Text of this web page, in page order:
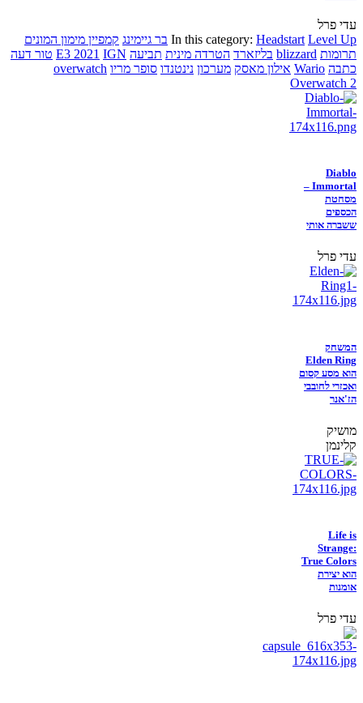
עדי פרל
In this category: Headstart Level Up בר גיימינג קמפיין מימון המונים
תרומות blizzard בליזארד הטרדה מינית תביעה E3 2021 IGN
טור דעה
כתבה Wario אילון מאסק מערכון נינטנדו סופר מריו overwatch
Overwatch 2
Diablo
Immortal –
מסחטת
הכספים
ששברה אותי
עדי פרל
המשחק
Elden Ring
הוא מסע קסום
ואכזרי לחובבי
הז'אנר
מושיק
קלינמן
Life is
Strange:
True Colors
הוא יצירת
אומנות
עדי פרל